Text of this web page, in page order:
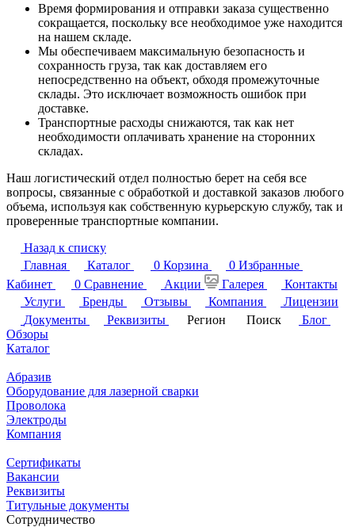
Время формирования и отправки заказа существенно
сокращается, поскольку все необходимое уже находится
на нашем складе.
Мы обеспечиваем максимальную безопасность и
сохранность груза, так как доставляем его
непосредственно на объект, обходя промежуточные
склады. Это исключает возможность ошибок при
доставке.
Транспортные расходы снижаются, так как нет
необходимости оплачивать хранение на сторонних
складах.
Наш логистический отдел полностью берет на себя все
вопросы, связанные с обработкой и доставкой заказов любого
объема, используя как собственную курьерскую службу, так и
проверенные транспортные компании.
Назад к списку
Главная
Каталог 0 Корзина 0 Избранные
Кабинет
0 Сравнение Акции Галерея
Контакты
Услуги
Бренды Отзывы Компания
Лицензии
Документы
Реквизиты Регион Поиск
Блог
Обзоры
Каталог
Абразив
Оборудование для лазерной сварки
Проволока
Электроды
Компания
Сертификаты
Вакансии
Реквизиты
Титульные документы
Сотрудничество